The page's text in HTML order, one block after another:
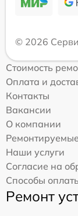
© 2026
Стоимость
Оплата и
Контакты
Вакансии
О компании
Наши услуги
Согласие на
Способы
Ремонт